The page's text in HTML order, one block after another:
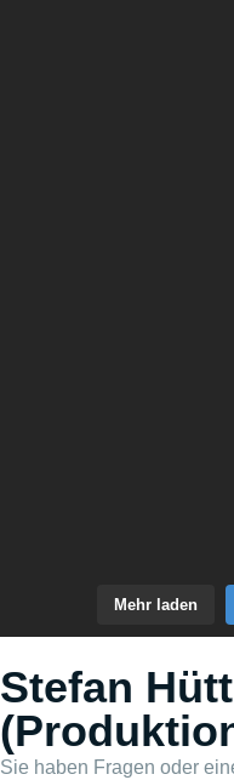
Mehr laden
Stefan
Sie haben Fragen oder